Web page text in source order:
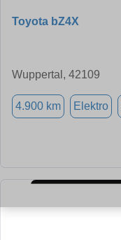
Toyota bZ4X
Wuppertal, 42109
4.900 km Elektro